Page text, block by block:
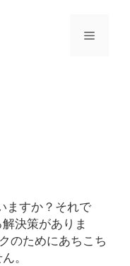
メ
ますか？それで
決策がありま
のためにあちこち
。